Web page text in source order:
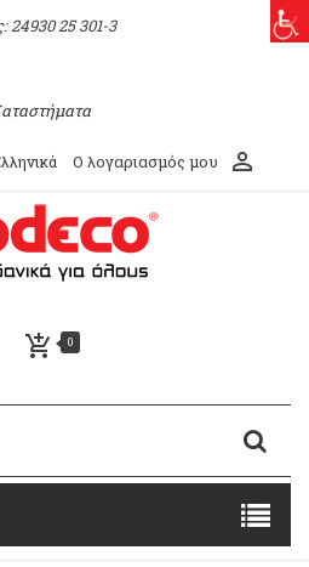
24930 25 301-3
Ο λογαριασμός μου perm_identity
add_shopping_cart 0